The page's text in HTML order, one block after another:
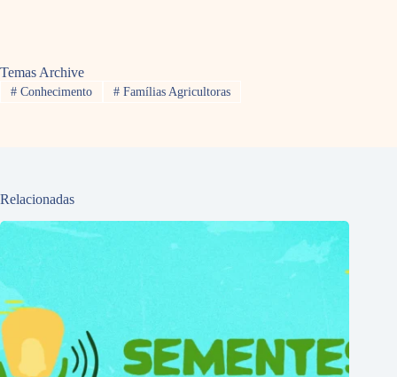
Temas Archive
#Conhecimento #Famílias Agricultoras
Relacionadas